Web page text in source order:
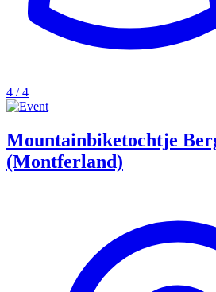
4 / 4
Mountainbiketochtje
(Montferland)